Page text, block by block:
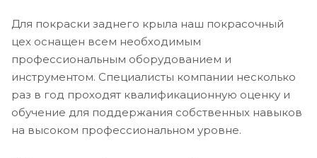
Для покраски заднего крыла наш покрасочный
цех оснащен всем необходимым
профессиональным оборудованием и
инструментом. Специалисты компании несколько
раз в год проходят квалификационную оценку и
обучение для поддержания собственных навыков
на высоком профессиональном уровне.